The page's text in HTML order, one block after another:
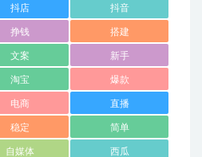
抖店 抖音
挣钱 搭建
文案 新手
淘宝 爆款
电商 直播
稳定 简单
自媒体 西瓜